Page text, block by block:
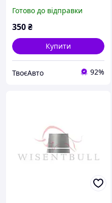
Готово до відправки
350₴
Купити
ТвоєАвто 92%